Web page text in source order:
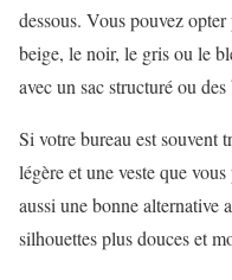
dessous. Vous pouvez
beige, le noir, le gris ou le
avec un sac structuré ou
Si votre bureau est souvent
légère et une veste que
aussi une bonne alternative
silhouettes plus douces et